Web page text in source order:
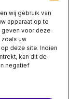
wij gebruik van
apparaat op te
voor deze
uw
deze site. Indien
kan dit de
negatief
Shift